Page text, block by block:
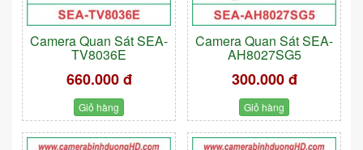
Camera Quan Sát SEA-
TV8036E
660.000 đ
Giỏ hàng
Camera Quan Sát SEA-
AH8027SG5
300.000 đ
Giỏ hàng